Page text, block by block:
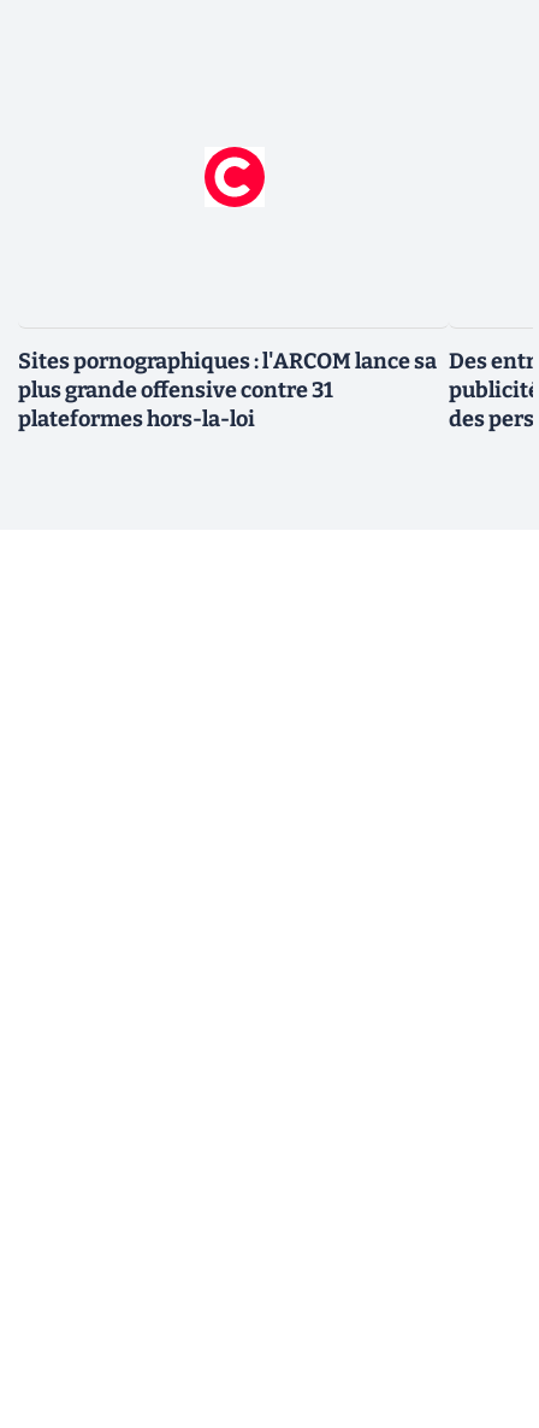
Sites pornographiques : l'ARCOM lance sa
plus grande offensive contre 31
plateformes hors-la-loi
Des
des